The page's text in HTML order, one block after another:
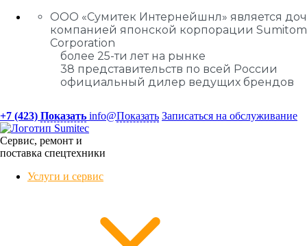
ООО «Сумитек Интернейшнл» является
компанией японской корпорации
Corporation
более 25-ти лет на рынке
38 представительств по всей России
официальный дилер ведущих брендов
+7 (423) Показать info@Показать Записаться на обслуживание
Сервис, ремонт и
поставка спецтехники
Услуги и сервис